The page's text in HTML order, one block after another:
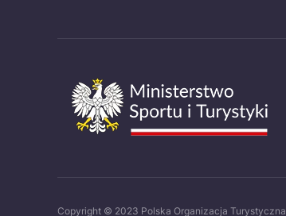
Copyright © 2023 Polska Organizacja Turystyczna